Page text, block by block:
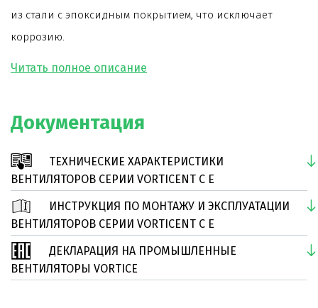
из стали с эпоксидным покрытием, что исключает
коррозию.
несколькими крепежными отверстиями для установки
относительно выходного отверстия.
Модель оснащена асинхронным двигателем на
шарикоподшипниках с термозащитой.
Дополнительно к вентилятору поставляются
регуляторы скорости.
Документация
ТЕХНИЧЕСКИЕ ХАРАКТЕРИСТИКИ
ВЕНТИЛЯТОРОВ СЕРИИ VORTICENT C E
ИНСТРУКЦИЯ ПО МОНТАЖУ И ЭКСПЛУАТАЦИИ
ВЕНТИЛЯТОРОВ СЕРИИ VORTICENT C E
ДЕКЛАРАЦИЯ НА ПРОМЫШЛЕННЫЕ
ВЕНТИЛЯТОРЫ VORTICE